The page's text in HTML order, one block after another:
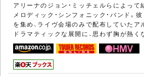
アリーナのジョン・ミッチェルらによって
メロディック・シンフォニック・バンド。
を集め、ライヴ会場のみで配布していたア
ドラマティックな展開に、思わず胸が熱く